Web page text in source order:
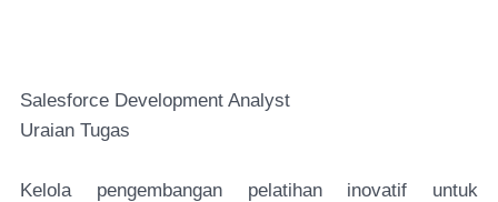
Salesforce Development Analyst
Uraian Tugas
Kelola pengembangan pelatihan inovatif untuk